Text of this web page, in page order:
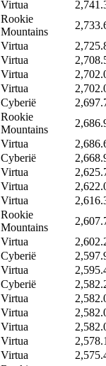
Virtua
Rookie
Mountains
Virtua
Virtua
Virtua
Virtua
Cyberië
Rookie
Mountains
Virtua
Cyberië
Virtua
Virtua
Virtua
Rookie
Mountains
Virtua
Cyberië
Virtua
Cyberië
Virtua
Virtua
Virtua
Virtua
Virtua